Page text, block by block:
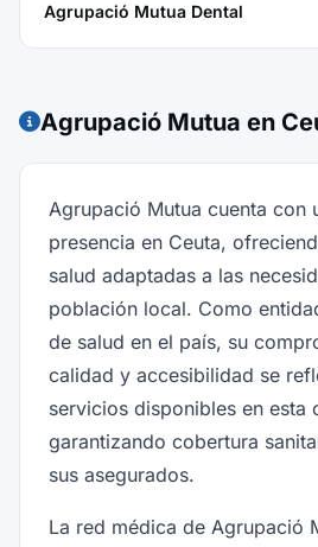
Agrupació Mutua Dental
Agrupació Mutua en
Agrupació Mutua cuenta con
presencia en Ceuta,
salud adaptadas a las
población local. Como
de salud en el país, su
calidad y accesibilidad se
servicios disponibles en esta
garantizando cobertura
sus asegurados.
La red médica de Agrupació